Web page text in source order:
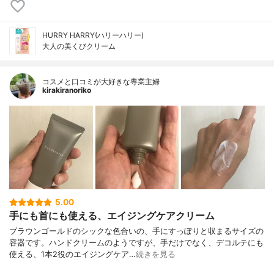
HURRY HARRY(ハリーハリー)
大人の美くびクリーム
コスメと口コミが大好きな専業主婦
kirakiranoriko
5.00
手にも首にも使える、エイジングケアクリーム
ブラウンゴールドのシックな色合いの、手にすっぽりと収まるサイズの
容器です。ハンドクリームのようですが、手だけでなく、デコルテにも
使える、1本2役のエイジングケア…続きを見る